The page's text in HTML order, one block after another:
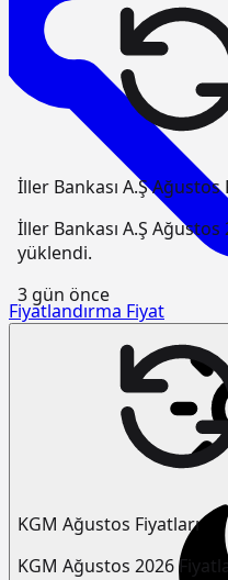
Fiyatlandırma Fiyat
İller Bankası A.Ş Ağustos
İller Bankası A.Ş Ağustos
yüklendi.
3 gün önce
KGM Ağustos Fiyatları
KGM Ağustos 2026